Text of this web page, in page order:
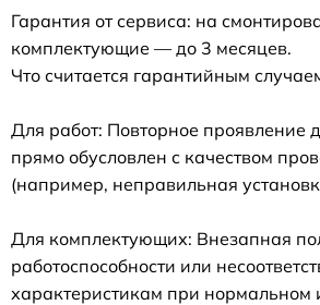
Гарантия от сервиса: на
комплектующие — до 3 месяцев.
Что считается гарантийным
Для работ: Повторное проявление
прямо обусловлен с качеством
(например, неправильная
Для комплектующих: Внезапная
работоспособности или
характеристикам при нормальном